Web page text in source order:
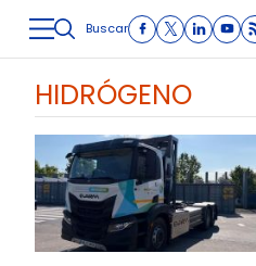
LOGÍSTICA INMOLOGÍSTICA
Buscar
HIDRÓGENO